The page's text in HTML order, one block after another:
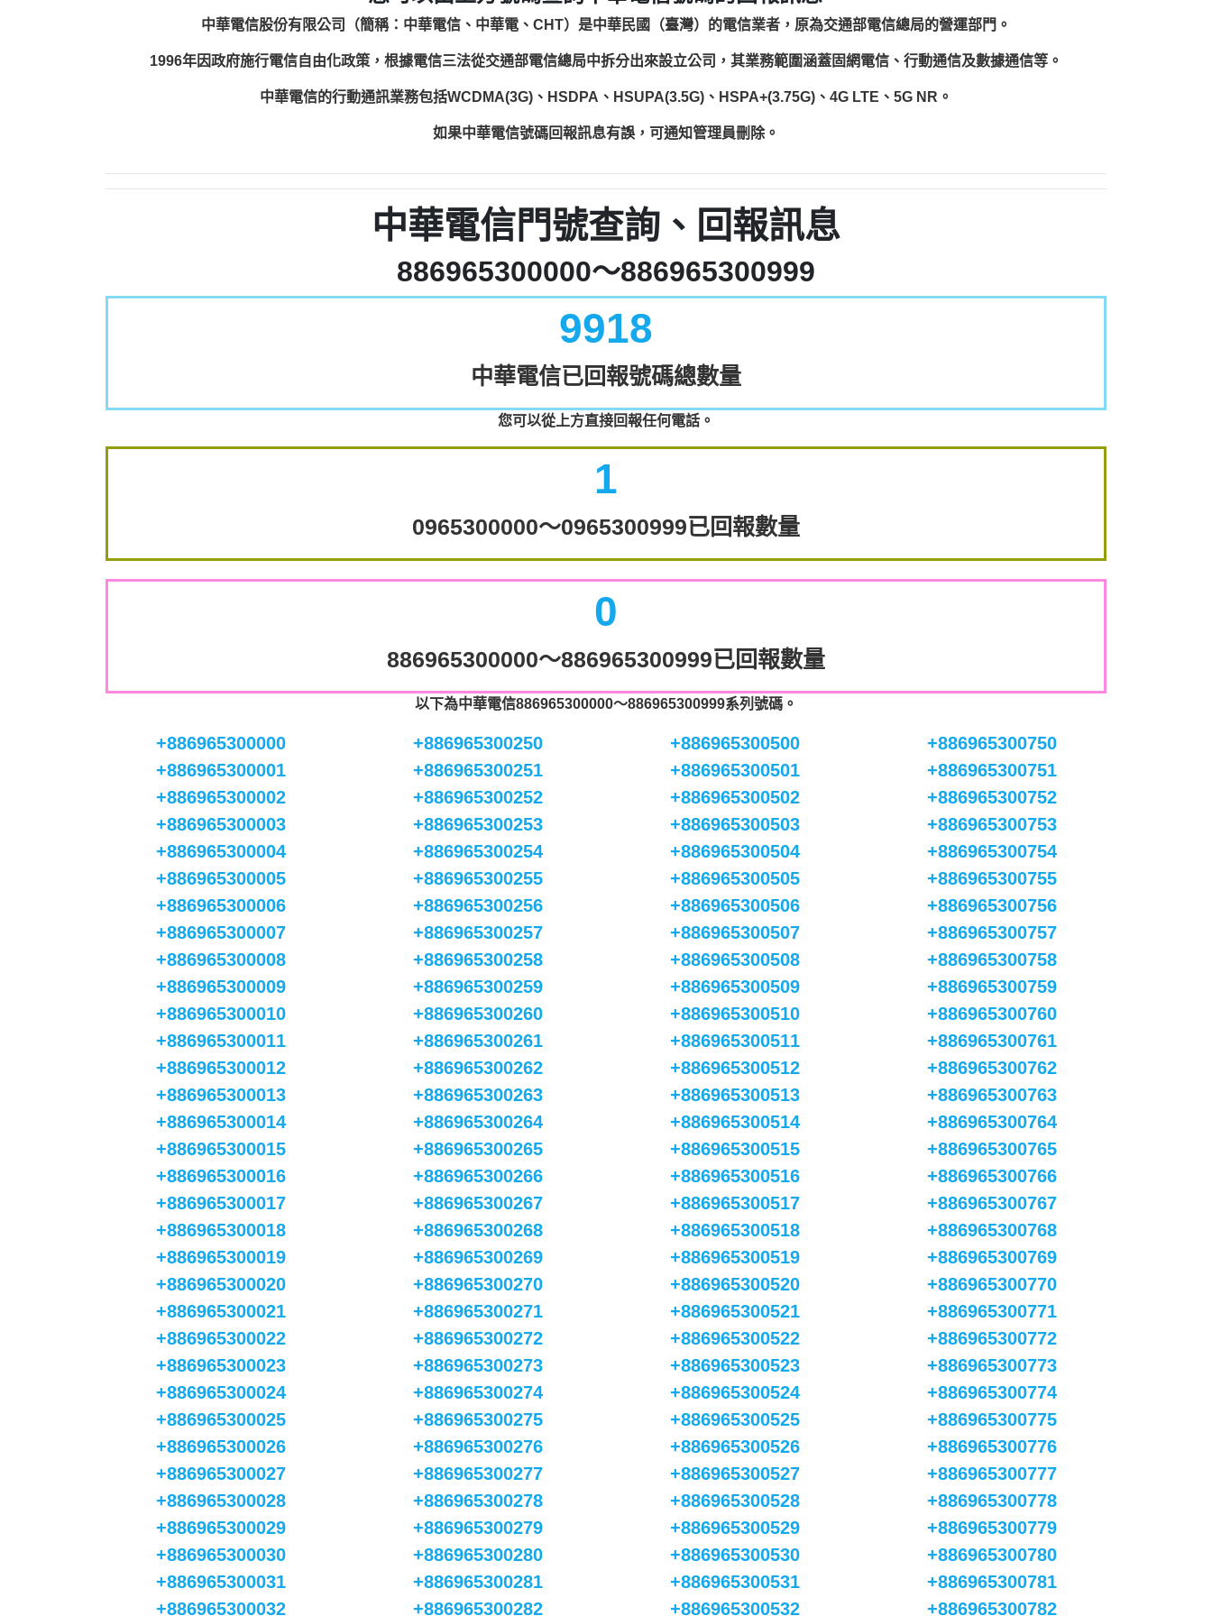
中華電信股份有限公司（簡稱：中華電信、中華電、CHT）是中華民國（臺灣）的電信業者，原為交通部電信總局的營運部門。
1996年因政府施行電信自由化政策，根據電信三法從交通部電信總局中拆分出來設立公司，其業務範圍涵蓋固網電信、行動通信及數據通信等。
中華電信的行動通訊業務包括WCDMA(3G)、HSDPA、HSUPA(3.5G)、HSPA+(3.75G)、4G LTE、5G NR。
如果中華電信號碼回報訊息有誤，可通知管理員刪除。
中華電信門號查詢、回報訊息
886965300000～886965300999
9918
中華電信已回報號碼總數量
您可以從上方直接回報任何電話。
1
0965300000～0965300999已回報數量
0
886965300000～886965300999已回報數量
以下為中華電信886965300000～886965300999系列號碼。
+886965300000
+886965300001
+886965300002
+886965300003
+886965300004
+886965300005
+886965300006
+886965300007
+886965300008
+886965300009
+886965300010
+886965300011
+886965300012
+886965300013
+886965300014
+886965300015
+886965300016
+886965300017
+886965300018
+886965300019
+886965300020
+886965300021
+886965300022
+886965300023
+886965300024
+886965300025
+886965300026
+886965300027
+886965300028
+886965300029
+886965300030
+886965300031
+886965300032
+886965300250
+886965300251
+886965300252
+886965300253
+886965300254
+886965300255
+886965300256
+886965300257
+886965300258
+886965300259
+886965300260
+886965300261
+886965300262
+886965300263
+886965300264
+886965300265
+886965300266
+886965300267
+886965300268
+886965300269
+886965300270
+886965300271
+886965300272
+886965300273
+886965300274
+886965300275
+886965300276
+886965300277
+886965300278
+886965300279
+886965300280
+886965300281
+886965300282
+886965300500
+886965300501
+886965300502
+886965300503
+886965300504
+886965300505
+886965300506
+886965300507
+886965300508
+886965300509
+886965300510
+886965300511
+886965300512
+886965300513
+886965300514
+886965300515
+886965300516
+886965300517
+886965300518
+886965300519
+886965300520
+886965300521
+886965300522
+886965300523
+886965300524
+886965300525
+886965300526
+886965300527
+886965300528
+886965300529
+886965300530
+886965300531
+886965300532
+886965300750
+886965300751
+886965300752
+886965300753
+886965300754
+886965300755
+886965300756
+886965300757
+886965300758
+886965300759
+886965300760
+886965300761
+886965300762
+886965300763
+886965300764
+886965300765
+886965300766
+886965300767
+886965300768
+886965300769
+886965300770
+886965300771
+886965300772
+886965300773
+886965300774
+886965300775
+886965300776
+886965300777
+886965300778
+886965300779
+886965300780
+886965300781
+886965300782